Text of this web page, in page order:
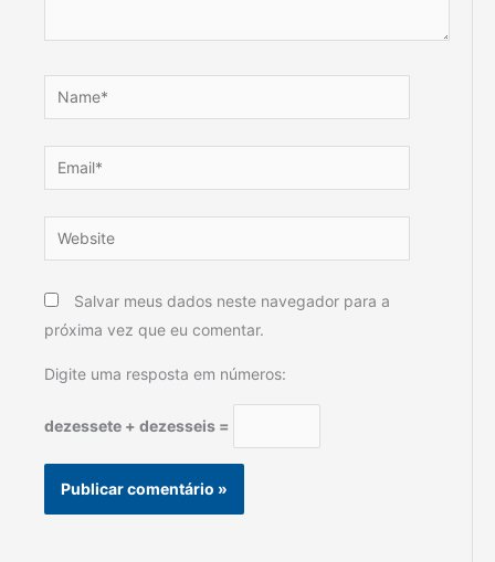
Name*
Email*
Website
Salvar meus dados neste navegador para a
próxima vez que eu comentar.
Digite uma resposta em números:
dezessete + dezesseis =